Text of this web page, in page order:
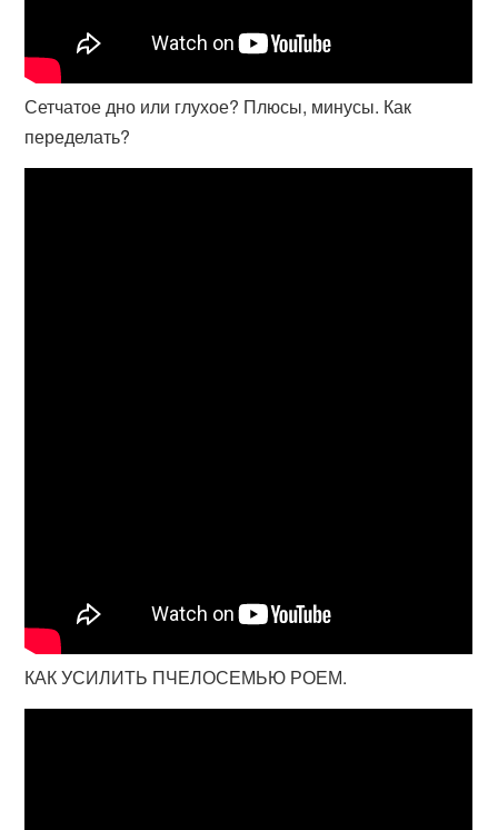
Сетчатое дно или глухое? Плюсы, минусы. Как
переделать?
КАК УСИЛИТЬ ПЧЕЛОСЕМЬЮ РОЕМ.